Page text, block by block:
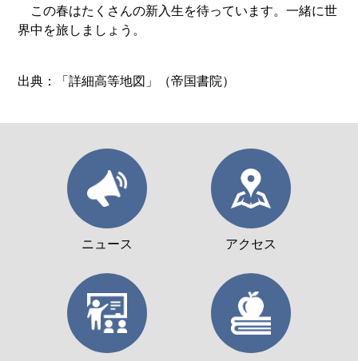
この春はたくさんの新入生を待っています。一緒に世
界中を旅しましょう。
出典：「詳細高等地図」（帝国書院）
ニュース アクセス